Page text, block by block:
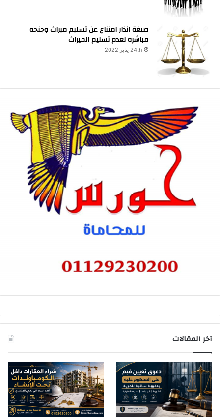
صيغة انذار امتناع عن تسليم ميراث وجنحه
مباشره لعدم تسليم الميراث
24th يناير 2022
آخر المقالات